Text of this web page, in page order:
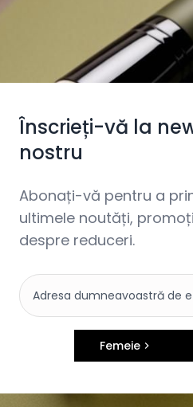
Înscrieți-vă la
nostru
Abonați-vă pentru a
ultimele noutăți,
despre reduceri.
Femeie